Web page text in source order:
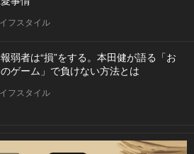
フスタイル
弱者は“損”をする。本田健が語る「お
ゲーム」で負けない方法とは
フスタイル